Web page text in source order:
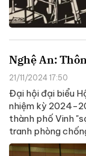
Nghệ An:
21/11/2024 17:50
Đại hội đại biểu
nhiệm kỳ 2024-
thành phố Vinh
tranh phòng